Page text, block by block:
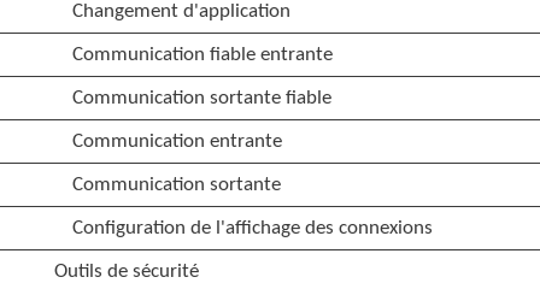
Changement d'application
Communication fiable entrante
Communication sortante fiable
Communication entrante
Communication sortante
Configuration de l'affichage des connexions
Outils de sécurité